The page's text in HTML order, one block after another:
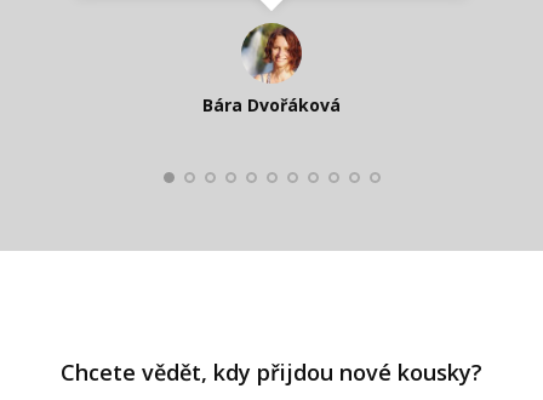
Bára Dvořáková
Kateřina Veleta Štěpánová
Katka Perháčová
Smolková
Chcete vědět, kdy přijdou nové kousky?